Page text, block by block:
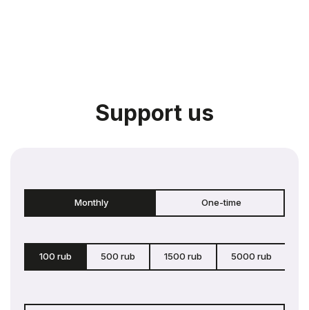
Support us
Monthly One-time
100 rub 500 rub 1500 rub 5000 rub